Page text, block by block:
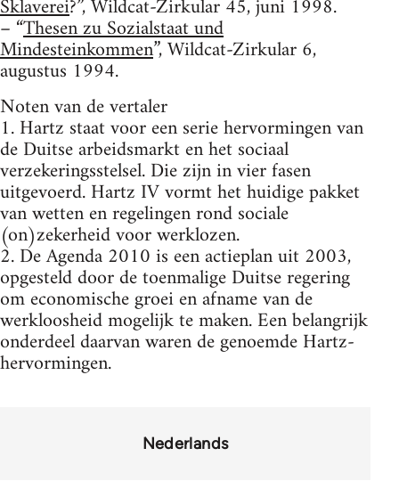
Sklaverei?”, Wildcat-Zirkular 45, juni 1998.
– “Thesen zu Sozialstaat und
Mindesteinkommen”, Wildcat-Zirkular 6,
augustus 1994.
Noten van de vertaler
1. Hartz staat voor een serie hervormingen van
de Duitse arbeidsmarkt en het sociaal
verzekeringsstelsel. Die zijn in vier fasen
uitgevoerd. Hartz IV vormt het huidige pakket
van wetten en regelingen rond sociale
(on)zekerheid voor werklozen.
2. De Agenda 2010 is een actieplan uit 2003,
opgesteld door de toenmalige Duitse regering
om economische groei en afname van de
werkloosheid mogelijk te maken. Een belangrijk
onderdeel daarvan waren de genoemde Hartz-
hervormingen.
Nederlands